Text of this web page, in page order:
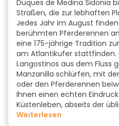
Duques de Medina Sidonia
Straßen, die zur lebhaften
Jedes Jahr im August
berühmten Pferderennen
eine 175-jährige Tradition
am Atlantikufer stattfinden.
Langostinos aus dem Fluss
Manzanilla schlürfen, mit
oder den Pferderennen
Ihnen einen echten
Küstenleben, abseits der
weiterlesen